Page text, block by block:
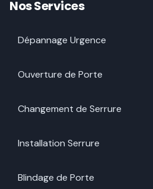
Nos Services
Dépannage Urgence
Ouverture de Porte
Changement de Serrure
Installation Serrure
Blindage de Porte